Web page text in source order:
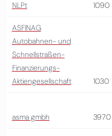
NLPt
1090
ASFINAG
Autobahnen- und
Schnellstraßen-
Finanzierungs-
Aktiengesellschaft
1030
asma gmbh 3970